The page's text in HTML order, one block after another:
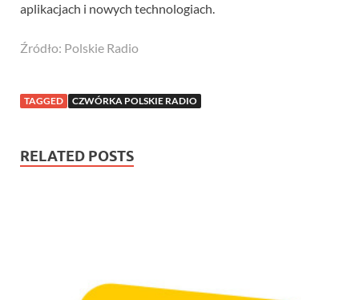
aplikacjach i nowych technologiach.
Źródło: Polskie Radio
TAGGED CZWÓRKA POLSKIE RADIO
RELATED POSTS